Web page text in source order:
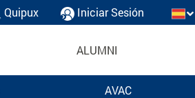
Quipux Iniciar Sesión
ALUMNI
AVAC